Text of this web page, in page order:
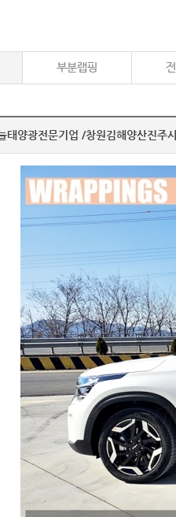
부분랩핑
태양광전문기업 /창원김해양산진주